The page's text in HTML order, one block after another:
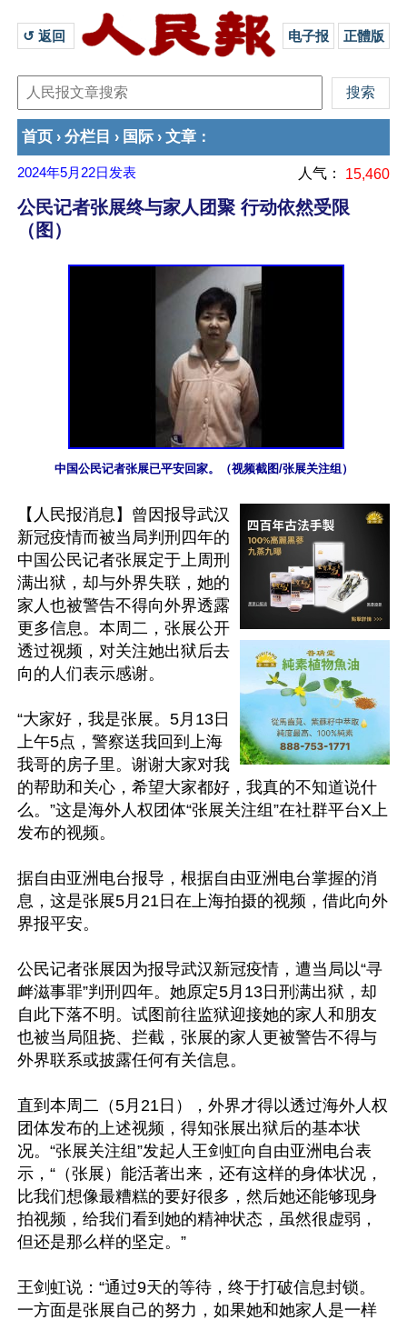
↺ 返回 电子报 正體版
首页 › 分栏目 › 国际 › 文章 ：
2024年5月22日 发表 人气： 15,460
公民记者张展终与家人团聚 行动依然受限
（图）
中国公民记者张展已平安回家。（视频截图/张展关注组）
【人民报消息】曾因报导武汉
新冠疫情而被当局判刑四年的
中国公民记者张展定于上周刑
满出狱，却与外界失联，她的
家人也被警告不得向外界透露
更多信息。本周二，张展公开
透过视频，对关注她出狱后去
向的人们表示感谢。
“大家好，我是张展。5月13日
上午5点，警察送我回到上海
我哥的房子里。谢谢大家对我
的帮助和关心，希望大家都好，我真的不知道说什
么。”这是海外人权团体“张展关注组”在社群平台X上
发布的视频。
据自由亚洲电台报导，根据自由亚洲电台掌握的消
息，这是张展5月21日在上海拍摄的视频，借此向外
界报平安。
公民记者张展因为报导武汉新冠疫情，遭当局以“寻
衅滋事罪”判刑四年。她原定5月13日刑满出狱，却
自此下落不明。试图前往监狱迎接她的家人和朋友
也被当局阻挠、拦截，张展的家人更被警告不得与
外界联系或披露任何有关信息。
直到本周二（5月21日），外界才得以透过海外人权
团体发布的上述视频，得知张展出狱后的基本状
况。“张展关注组”发起人王剑虹向自由亚洲电台表
示，“（张展）能活著出来，还有这样的身体状况，
比我们想像最糟糕的要好很多，然后她还能够现身
拍视频，给我们看到她的精神状态，虽然很虚弱，
但还是那么样的坚定。”
王剑虹说：“通过9天的等待，终于打破信息封锁。
一方面是张展自己的努力，如果她和她家人是一样